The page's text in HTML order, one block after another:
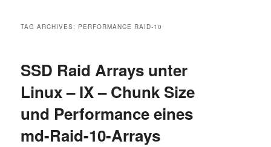
TAG ARCHIVES: PERFORMANCE RAID-10
SSD Raid Arrays unter
Linux – IX – Chunk Size
und Performance eines
md-Raid-10-Arrays